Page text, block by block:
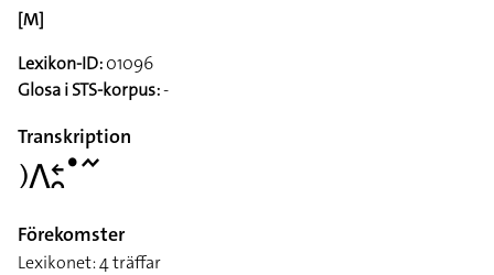
[M]
Lexikon-ID:01096
Glosa i STS-korpus:-
Transkription
􌤊􌤣􌥓􌥘􌤟􌥨
Förekomster
Lexikonet: 4 träffar